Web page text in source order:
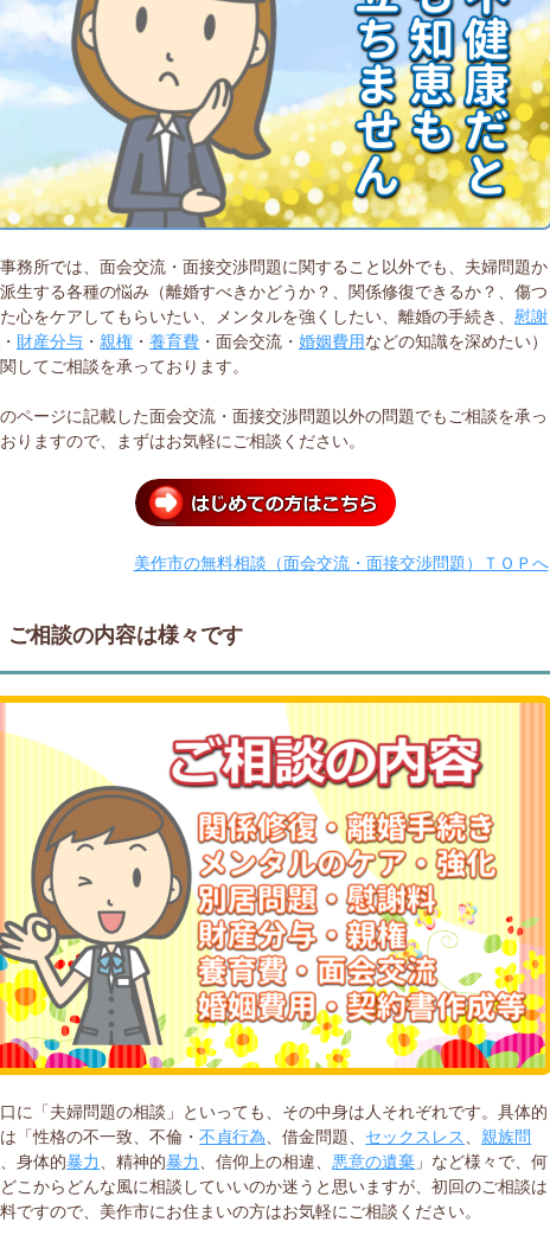
務所では、面会交流・面接交渉問題に関すること以外でも、夫婦問題か
生する各種の悩み（離婚すべきかどうか？、関係修復できるか？、傷つ
心をケアしてもらいたい、メンタルを強くしたい、離婚の手続き、慰謝
・ 財産分与 ・親権 ・養育費 ・面会交流・婚姻費用などの知識を深めたい）
してご相談を承っております。
ページに記載した面会交流・面接交渉問題以外の問題でもご相談を承っ
りますので、まずはお気軽にご相談ください。
美作市の無料相談（面会交流・面接交渉問題）ＴＯＰへ
ご相談の内容は様々です
に「夫婦問題の相談」といっても、その中身は人それぞれです。具体的
「性格の不一致、不倫・不貞行為 、借金問題、 セックスレス 、親族問
、身体的暴力 、精神的暴力 、信仰上の相違、 悪意の遺棄 」など様々で、何
こからどんな風に相談していいのか迷うと思いますが、初回のご相談は
ですので、美作市にお住まいの方はお気軽にご相談ください。